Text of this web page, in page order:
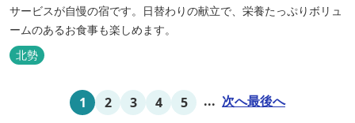
サービスが自慢の宿です。日替わりの献立で、栄養たっぷりボリュ
ームのあるお食事も楽しめます。
北勢
1 2 3 4 5 ... 次へ最後へ